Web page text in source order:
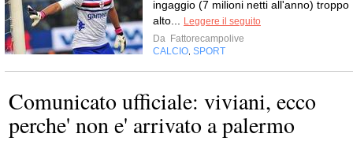
ingaggio (7 milioni netti all'anno) troppo
alto...
Leggere il seguito
Da Fattorecampolive
CALCIO SPORT
Comunicato ufficiale: viviani, ecco
perche' non e' arrivato a palermo